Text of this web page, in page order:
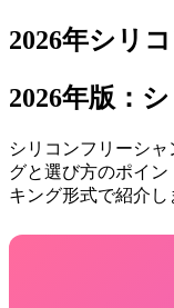
2026年シリ
2026年版：
シリコンフリーシ
グと選び方のポイ
キング形式で紹介し